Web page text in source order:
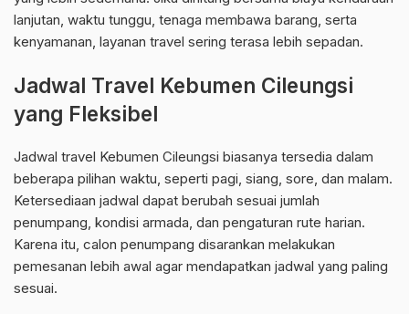
lanjutan, waktu tunggu, tenaga membawa barang, serta
kenyamanan, layanan travel sering terasa lebih sepadan.
Jadwal Travel Kebumen Cileungsi
yang Fleksibel
Jadwal travel Kebumen Cileungsi biasanya tersedia dalam
beberapa pilihan waktu, seperti pagi, siang, sore, dan malam.
Ketersediaan jadwal dapat berubah sesuai jumlah
penumpang, kondisi armada, dan pengaturan rute harian.
Karena itu, calon penumpang disarankan melakukan
pemesanan lebih awal agar mendapatkan jadwal yang paling
sesuai.